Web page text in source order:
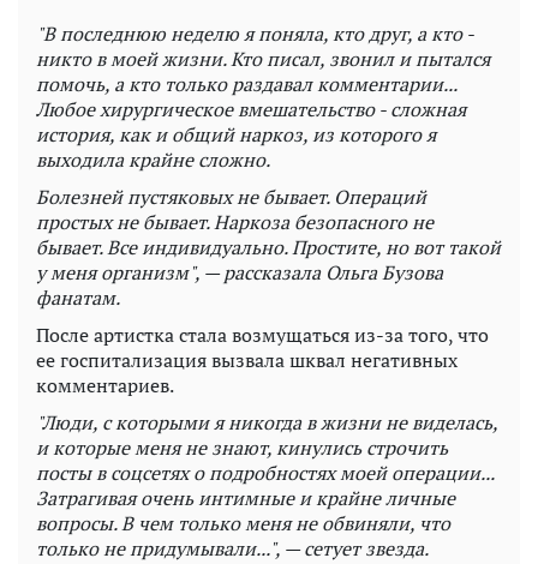
"В последнюю неделю я поняла, кто друг, а кто -
никто в моей жизни. Кто писал, звонил и пытался
помочь, а кто только раздавал комментарии...
Любое хирургическое вмешательство - сложная
история, как и общий наркоз, из которого я
выходила крайне сложно.
Болезней пустяковых не бывает. Операций
простых не бывает. Наркоза безопасного не
бывает. Все индивидуально. Простите, но вот такой
у меня организм", — рассказала Ольга Бузова
фанатам.
После артистка стала возмущаться из-за того, что
ее госпитализация вызвала шквал негативных
комментариев.
"Люди, с которыми я никогда в жизни не виделась,
и которые меня не знают, кинулись строчить
посты в соцсетях о подробностях моей операции...
Затрагивая очень интимные и крайне личные
вопросы. В чем только меня не обвиняли, что
только не придумывали...", — сетует звезда.